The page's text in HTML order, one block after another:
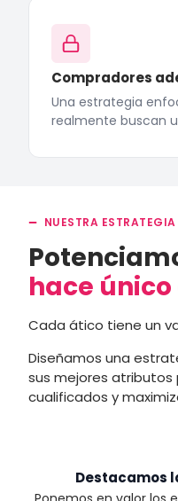
Compradores
Una estrategia
realmente buscan
NUESTRA ESTRATEGIA
hace
Cada ático tiene un
Diseñamos una
sus mejores
cualificados y
Destacamos